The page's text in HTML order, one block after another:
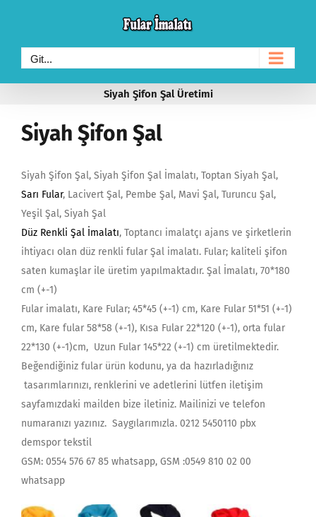
content
Git...
Siyah Şifon Şal Üretimi
Siyah Şifon Şal
Siyah Şifon Şal, Siyah Şifon Şal İmalatı, Toptan Siyah Şal,
Sarı Fular, Lacivert Şal, Pembe Şal, Mavi Şal, Turuncu Şal,
Yeşil Şal, Siyah Şal
Düz Renkli Şal İmalatı, Toptancı imalatçı ajans ve şirketlerin
ihtiyacı olan düz renkli fular Şal imalatı. Fular; kaliteli şifon
saten kumaşlar ile üretim yapılmaktadır. Şal İmalatı, 70*180
cm (+-1)
Fular imalatı, Kare Fular; 45*45 (+-1) cm, Kare Fular 51*51 (+-1)
cm, Kare fular 58*58 (+-1), Kısa Fular 22*120 (+-1), orta fular
22*130 (+-1)cm, Uzun Fular 145*22 (+-1) cm üretilmektedir.
Beğendiğiniz fular ürün kodunu, ya da hazırladığınız
tasarımlarınızı, renklerini ve adetlerini lütfen iletişim
sayfamızdaki mailden bize iletiniz. Mailinizi ve telefon
numaranızı yazınız. Saygılarımızla. 0212 5450110 pbx
demspor tekstil
GSM: 0554 576 67 85 whatsapp, GSM :0549 810 02 00
whatsapp